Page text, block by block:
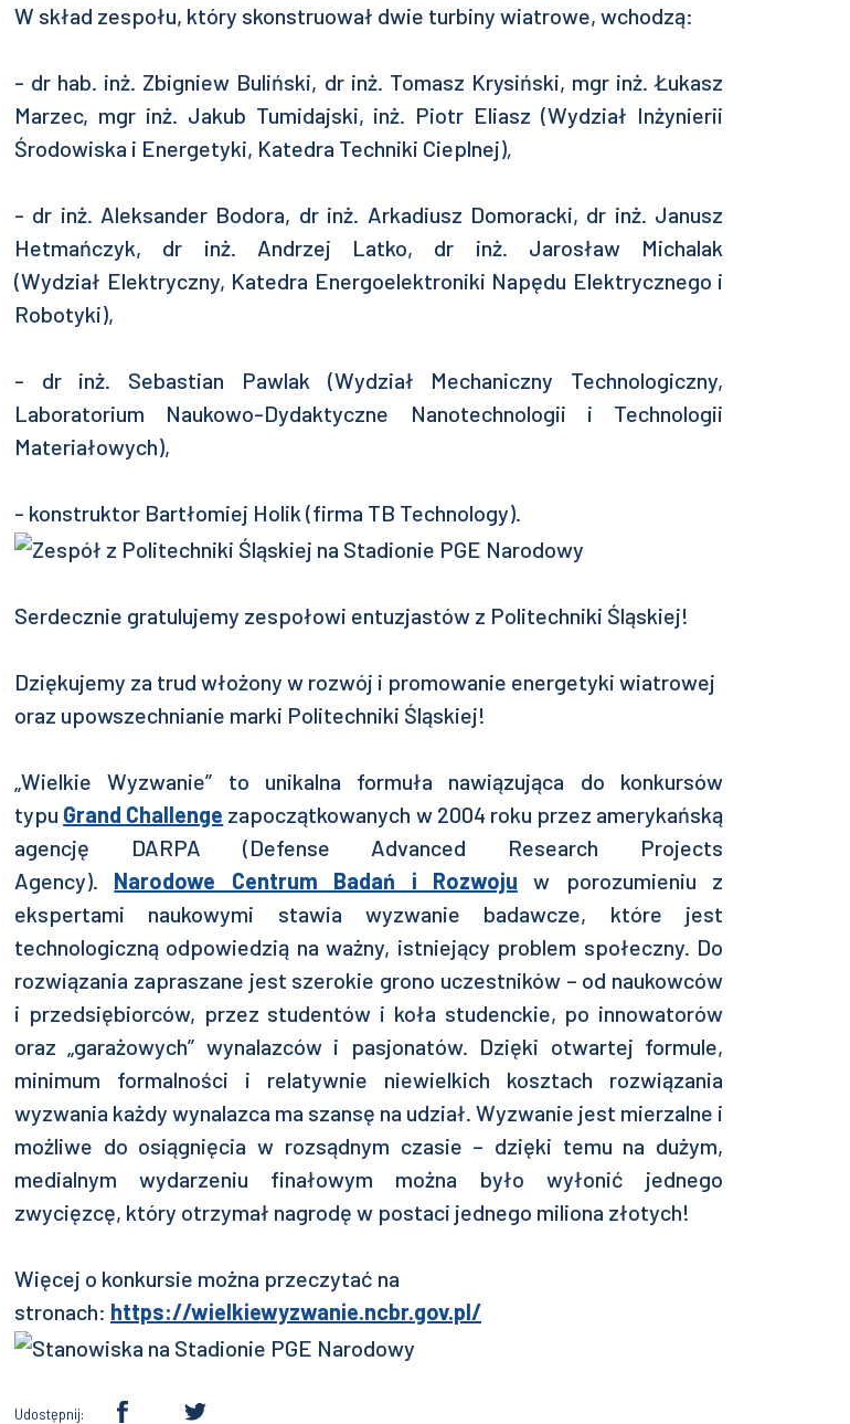
W skład zespołu, który skonstruował dwie turbiny wiatrowe, wchodzą:
- dr hab. inż. Zbigniew Buliński, dr inż. Tomasz Krysiński, mgr inż. Łukasz
Marzec, mgr inż. Jakub Tumidajski, inż. Piotr Eliasz (Wydział Inżynierii
Środowiska i Energetyki, Katedra Techniki Cieplnej),
- dr inż. Aleksander Bodora, dr inż. Arkadiusz Domoracki, dr inż. Janusz
Hetmańczyk, dr inż. Andrzej Latko, dr inż. Jarosław Michalak
(Wydział Elektryczny, Katedra Energoelektroniki Napędu Elektrycznego i
Robotyki),
- dr inż. Sebastian Pawlak (Wydział Mechaniczny Technologiczny,
Laboratorium Naukowo-Dydaktyczne Nanotechnologii i Technologii
Materiałowych),
- konstruktor Bartłomiej Holik (firma TB Technology).
Serdecznie gratulujemy zespołowi entuzjastów z Politechniki Śląskiej!
Dziękujemy za trud włożony w rozwój i promowanie energetyki wiatrowej
oraz upowszechnianie marki Politechniki Śląskiej!
„Wielkie Wyzwanie” to unikalna formuła nawiązująca do konkursów
typu Grand Challenge zapoczątkowanych w 2004 roku przez amerykańską
agencję DARPA (Defense Advanced Research Projects
Agency). Narodowe Centrum Badań i Rozwoju w porozumieniu z
ekspertami naukowymi stawia wyzwanie badawcze, które jest
technologiczną odpowiedzią na ważny, istniejący problem społeczny. Do
rozwiązania zapraszane jest szerokie grono uczestników – od naukowców
i przedsiębiorców, przez studentów i koła studenckie, po innowatorów
oraz „garażowych” wynalazców i pasjonatów. Dzięki otwartej formule,
minimum formalności i relatywnie niewielkich kosztach rozwiązania
wyzwania każdy wynalazca ma szansę na udział. Wyzwanie jest mierzalne i
możliwe do osiągnięcia w rozsądnym czasie – dzięki temu na dużym,
medialnym wydarzeniu finałowym można było wyłonić jednego
zwycięzcę, który otrzymał nagrodę w postaci jednego miliona złotych!
Więcej o konkursie można przeczytać na
stronach: https://wielkiewyzwanie.ncbr.gov.pl/
Udostępnij: